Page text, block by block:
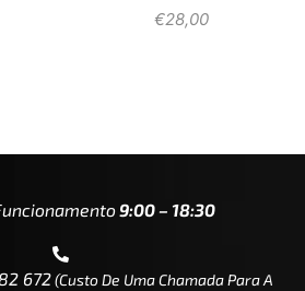
€28,00
9:00 – 18:30
672(custo De Uma Chamada Para A